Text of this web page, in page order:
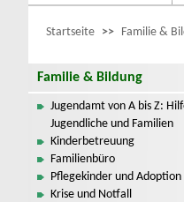
Startseite >> Familie &
Familie & Bildung
Jugendamt von A bis Z:
Jugendliche und Familien
Kinderbetreuung
Familienbüro
Pflegekinder und Adoption
Krise und Notfall